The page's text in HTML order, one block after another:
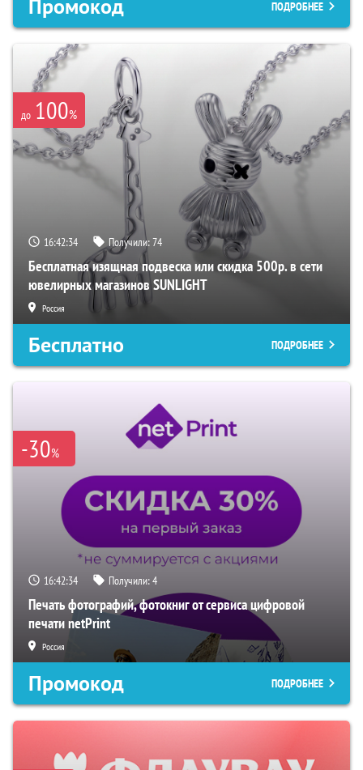
Промокод ПОДРОБНЕЕ
до 100%
16:42:34 Получили:74
Бесплатная изящная подвеска или скидка 500р. в сети
ювелирных магазинов SUNLIGHT
Россия
Бесплатно ПОДРОБНЕЕ
-30%
16:42:34 Получили:4
Печать фотографий, фотокниг от сервиса цифровой
печати netPrint
Россия
Промокод ПОДРОБНЕЕ